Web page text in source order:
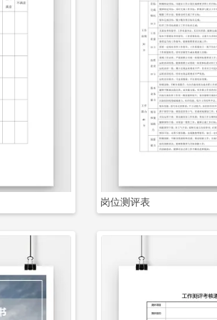
岗位测评表
立即下载